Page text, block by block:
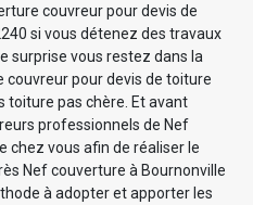
couvreur pour devis de
si vous détenez des travaux
surprise vous restez dans la
couvreur pour devis de toiture
toiture pas chère. Et avant
professionnels de Nef
chez vous afin de réaliser le
Nef couverture à Bournonville
à adopter et apporter les